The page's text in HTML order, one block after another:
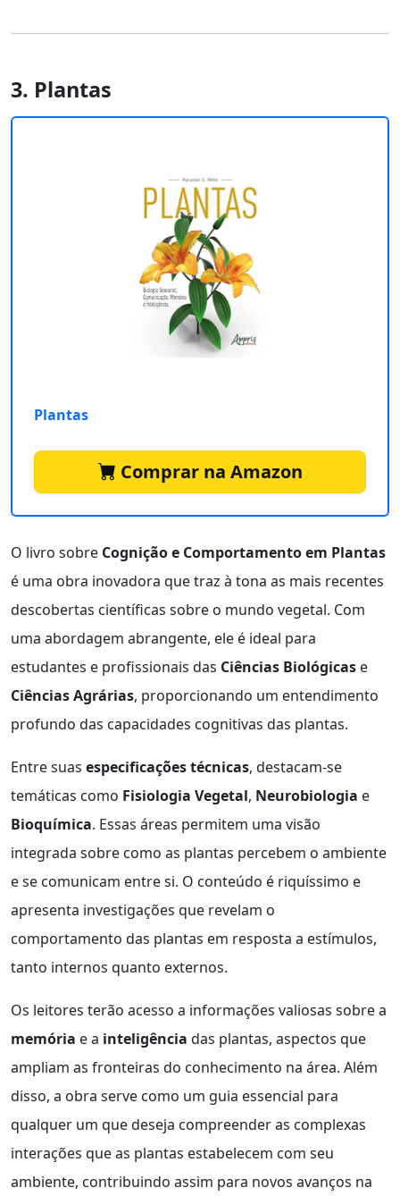
3. Plantas
Plantas
Comprar na Amazon
O livro sobre Cognição e Comportamento em Plantas
é uma obra inovadora que traz à tona as mais recentes
descobertas científicas sobre o mundo vegetal. Com
uma abordagem abrangente, ele é ideal para
estudantes e profissionais das Ciências Biológicas e
Ciências Agrárias, proporcionando um entendimento
profundo das capacidades cognitivas das plantas.
Entre suas especificações técnicas, destacam-se
temáticas como Fisiologia Vegetal, Neurobiologia e
Bioquímica. Essas áreas permitem uma visão
integrada sobre como as plantas percebem o ambiente
e se comunicam entre si. O conteúdo é riquíssimo e
apresenta investigações que revelam o
comportamento das plantas em resposta a estímulos,
tanto internos quanto externos.
Os leitores terão acesso a informações valiosas sobre a
memória e a inteligência das plantas, aspectos que
ampliam as fronteiras do conhecimento na área. Além
disso, a obra serve como um guia essencial para
qualquer um que deseja compreender as complexas
interações que as plantas estabelecem com seu
ambiente, contribuindo assim para novos avanços na